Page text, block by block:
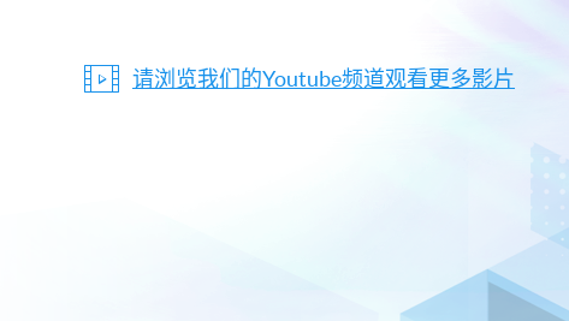
请浏览我们的Youtube频道观看更多影片